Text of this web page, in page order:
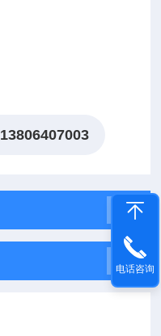
13806407003
电话咨询